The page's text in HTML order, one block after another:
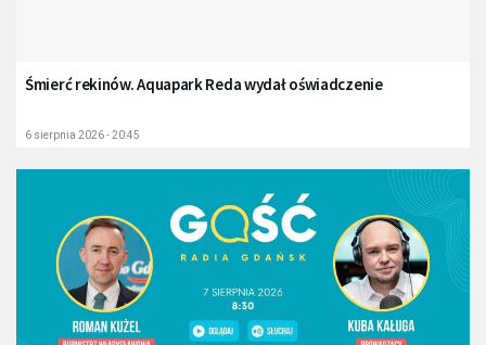
Śmierć rekinów. Aquapark Reda wydał oświadczenie
6 sierpnia 2026 - 20:45